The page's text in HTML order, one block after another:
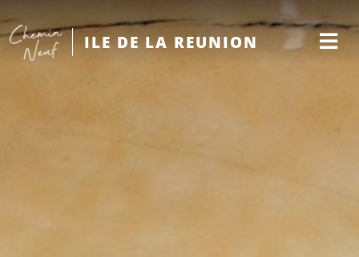
ILE DE LA REUNION